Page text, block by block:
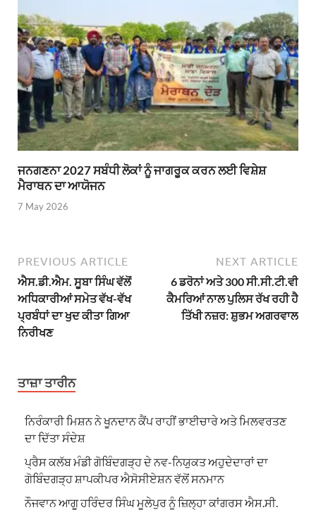
ਜਨਗਣਨਾ 2027 ਸਬੰਧੀ ਲੋਕਾਂ ਨੂੰ ਜਾਗਰੂਕ ਕਰਨ ਲਈ ਵਿਸ਼ੇਸ਼
ਮੈਰਾਥਨ ਦਾ ਆਯੋਜਨ
7 May 2026
PREVIOUS ARTICLE
ਐਸ.ਡੀ.ਐਮ. ਸੂਬਾ ਸਿੰਘ ਵੱਲੋਂ
ਅਧਿਕਾਰੀਆਂ ਸਮੇਤ ਵੱਖ-ਵੱਖ
ਪ੍ਰਬੰਧਾਂ ਦਾ ਖੁਦ ਕੀਤਾ ਗਿਆ
ਨਿਰੀਖਣ
NEXT ARTICLE
6 ਡਰੋਨਾਂ ਅਤੇ 300 ਸੀ.ਸੀ.ਟੀ.ਵੀ
ਕੈਮਰਿਆਂ ਨਾਲ ਪੁਲਿਸ ਰੱਖ ਰਹੀ ਹੈ
ਤਿੱਖੀ ਨਜ਼ਰ: ਸ਼ੁਭਮ ਅਗਰਵਾਲ
ਤਾਜ਼ਾ ਤਾਰੀਨ
ਨਿਰੰਕਾਰੀ ਮਿਸ਼ਨ ਨੇ ਖੂਨਦਾਨ ਕੈਂਪ ਰਾਹੀਂ ਭਾਈਚਾਰੇ ਅਤੇ ਮਿਲਵਰਤਣ
ਦਾ ਦਿੱਤਾ ਸੰਦੇਸ਼
ਪ੍ਰੈਸ ਕਲੱਬ ਮੰਡੀ ਗੋਬਿੰਦਗੜ੍ਹ ਦੇ ਨਵ-ਨਿਯੁਕਤ ਅਹੁਦੇਦਾਰਾਂ ਦਾ
ਗੋਬਿੰਦਗੜ੍ਹ ਸ਼ਾਪਕੀਪਰ ਐਸੋਸੀਏਸ਼ਨ ਵੱਲੋਂ ਸਨਮਾਨ
ਨੌਜਵਾਨ ਆਗੂ ਹਰਿੰਦਰ ਸਿੰਘ ਮੂਲੇਪੁਰ ਨੂੰ ਜ਼ਿਲ੍ਹਾ ਕਾਂਗਰਸ ਐਸ.ਸੀ.